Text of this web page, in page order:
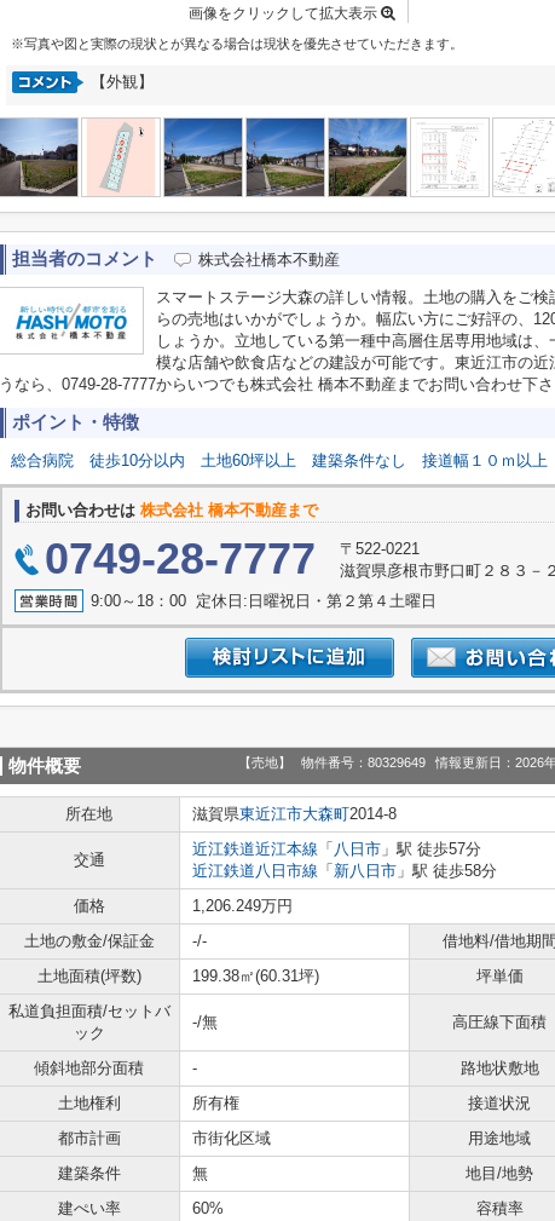
画像をクリックして拡大表示
※写真や図と実際の現状とが異なる場合は現状を優先させていただきます。
【外観】
担当者のコメント 株式会社橋本不動産
スマートステージ大森の詳しい情報。土地の購入をご
らの売地はいかがでしょうか。幅広い方にご好評の、
しょうか。立地している第一種中高層住居専用地域は
模な店舗や飲食店などの建設が可能です。東近江市の
うなら、0749-28-7777からいつでも株式会社 橋本不動産までお問い合わせ下さ
ポイント・特徴
総合病院 徒歩10分以内 土地60坪以上 建築条件なし 接道幅１０ｍ以上
お問い合わせは 株式会社 橋本不動産まで
0749-28-7777
〒522-0221
滋賀県彦根市野口町２８３－２
9:00～18：00 定休日:日曜祝日・第２第４土曜日
物件概要 【売地】 物件番号：80329649 情報更新日：2026
所在地 滋賀県東近江市大森町2014-8
交通
近江鉄道近江本線 「 八日市 」駅 徒歩57分
近江鉄道八日市線 「 新八日市 」駅 徒歩58分
価格
1,206.249万円
土地の敷金/保証金
-/- 借地料/借地期間
土地面積(坪数)
199.38㎡(60.31坪) 坪単価
私道負担面積/セットバ
ック
-/無 高圧線下面積
傾斜地部分面積 - 路地状敷地
土地権利
所有権 接道状況
都市計画
市街化区域 用途地域
建築条件
無 地目/地勢
建ぺい率
60% 容積率